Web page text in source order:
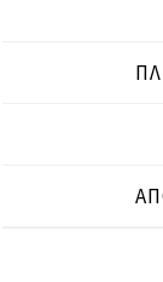
● ΚΑΝΟΝΙΚΗ
in